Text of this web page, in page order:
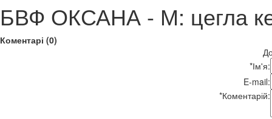
БВФ ОКСАНА - М: цегла
Коментарі (0)
*Ім'я:
E-mail:
*Коментарій: